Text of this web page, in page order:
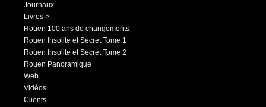
Journaux
Livres >
Rouen 100 ans de changements
Rouen Insolite et Secret Tome 1
Rouen Insolite et Secret Tome 2
Rouen Panoramique
Web
Vidéos
Clients